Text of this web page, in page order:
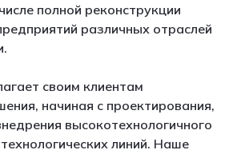
полной реконструкции
различных отраслей
своим клиентам
начиная с проектирования,
высокотехнологичного
линий. Наше